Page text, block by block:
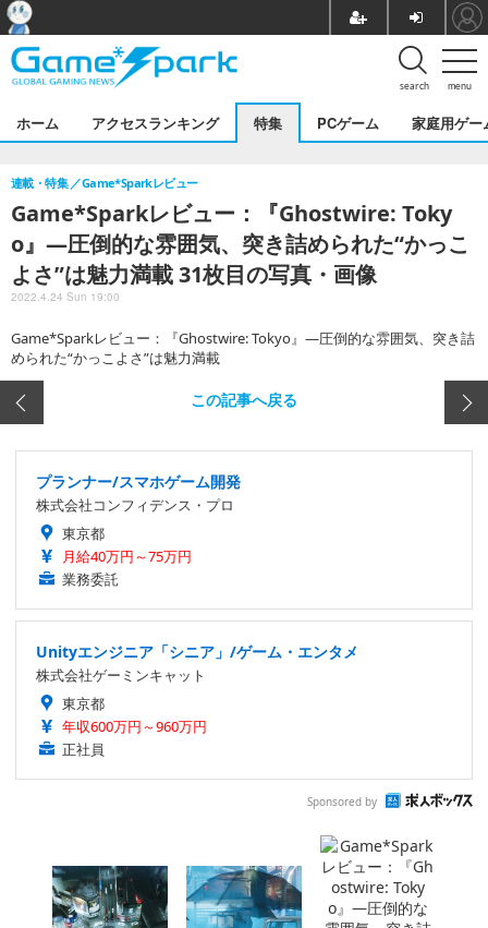
menu
search
ホーム アクセスランキング 特集 PCゲーム 家庭用ゲー
Game*Sparkレビュー：『Ghostwire: Toky
o』―圧倒的な雰囲気、突き詰められた“かっこ
よさ”は魅力満載 31枚目の写真・画像
連載・特集 Game*Sparkレビュー
2022.4.24 Sun 19:00
Game*Sparkレビュー：『Ghostwire: Tokyo』―圧倒的な雰囲気、突き詰
められた“かっこよさ”は魅力満載
プランナー/スマホゲーム開発
株式会社コンフィデンス・プロ
東京都
業務委託
Unityエンジニア「シニア」/ゲーム・エンタメ
株式会社ゲーミンキャット
東京都
Sponsored by